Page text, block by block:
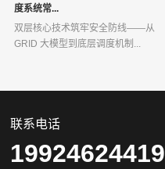
度系统常...
双层核心技术筑牢安全防线——从
GRID 大模型到底层调度机制...
联系电话
19924624419